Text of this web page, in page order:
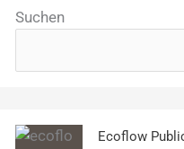
Suchen
Ecoflow